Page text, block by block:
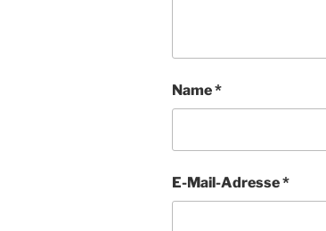
Name*
E-Mail-Adresse*